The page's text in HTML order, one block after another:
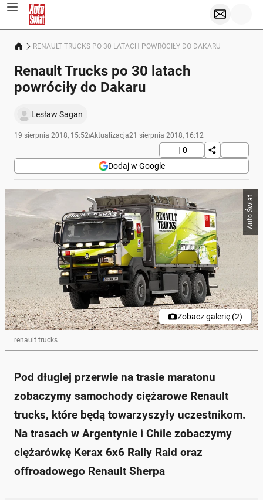
RENAULT TRUCKS PO 30 LATACH POWRÓCIŁY DO DAKARU
Renault Trucks po 30 latach
powróciły do Dakaru
Lesław Sagan
19 sierpnia 2018, 15:52|Aktualizacja21 sierpnia 2018, 16:12
0
Dodaj w Google
Auto Świat
Zobacz galerię (2)
renault trucks
Pod długiej przerwie na trasie maratonu
zobaczymy samochody ciężarowe Renault
trucks, które będą towarzyszyły uczestnikom.
Na trasach w Argentynie i Chile zobaczymy
ciężarówkę Kerax 6x6 Rally Raid oraz
offroadowego Renault Sherpa